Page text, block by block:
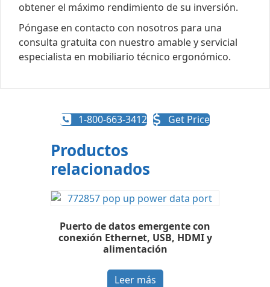
obtener el máximo rendimiento de su inversión.
Póngase en contacto con nosotros para una
consulta gratuita con nuestro amable y servicial
especialista en mobiliario técnico ergonómico.
1-800-663-3412 Get Price
Productos
relacionados
Puerto de datos emergente con
conexión Ethernet, USB, HDMI y
alimentación
Leer más